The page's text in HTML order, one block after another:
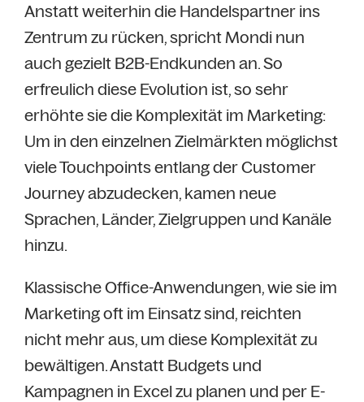
Anstatt weiterhin die Handelspartner ins
Zentrum zu rücken, spricht Mondi nun
auch gezielt B2B-Endkunden an. So
erfreulich diese Evolution ist, so sehr
erhöhte sie die Komplexität im Marketing:
Um in den einzelnen Zielmärkten möglichst
viele Touchpoints entlang der Customer
Journey abzudecken, kamen neue
Sprachen, Länder, Zielgruppen und Kanäle
hinzu.
Klassische Office-Anwendungen, wie sie im
Marketing oft im Einsatz sind, reichten
nicht mehr aus, um diese Komplexität zu
bewältigen. Anstatt Budgets und
Kampagnen in Excel zu planen und per E-